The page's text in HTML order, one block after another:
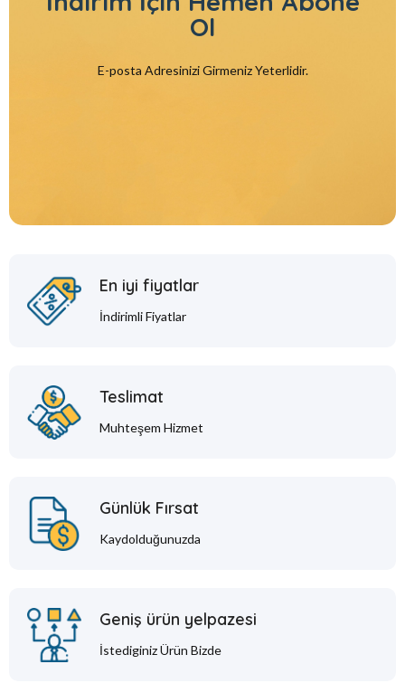
Ol
E-posta Adresinizi Girmeniz Yeterlidir.
En iyi fiyatlar
İndirimli Fiyatlar
Teslimat
Muhteşem Hizmet
Günlük Fırsat
Kaydolduğunuzda
Geniş ürün yelpazesi
İstediginiz Ürün Bizde